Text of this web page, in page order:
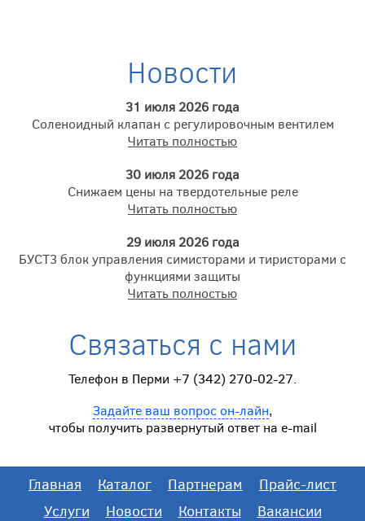
Новости
31 июля 2026 года
Соленоидный клапан с регулировочным вентилем
Читать полностью
30 июля 2026 года
Снижаем цены на твердотельные реле
Читать полностью
29 июля 2026 года
БУСТ3 блок управления симисторами и тиристорами с
функциями защиты
Читать полностью
Связаться с нами
Телефон в Перми +7 (342) 270-02-27.
Задайте ваш вопрос он-лайн,
чтобы получить развернутый ответ на e-mail
Главная Каталог Партнерам
Прайс-лист
Услуги
Новости Контакты Вакансии